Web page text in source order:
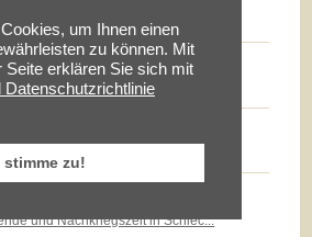
um Ihnen einen
zu können. Mit
Seite erklären Sie sich mit
Datenschutzrichtlinie
stimme zu!
Reformen auf dem Sc...
Jahr:1996 Art-Nr.: 15
Geschichtspraktiker...
Jahr:1996 Art-Nr.:17
und Nachkriegszeit in Schlec...